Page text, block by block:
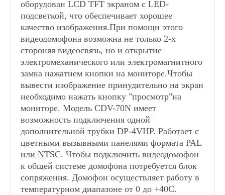
оборудован LCD TFT экраном с LED-
подсветкой, что обеспечивает хорошее
качество изображения.При помощи этого
видеодомофона возможна не только 2-х
стороняя видеосвязь, но и открытие
электромеханического или электромагнитного
замка нажатием кнопки на мониторе.Чтобы
вывести изображение принудительно на экран
необходимо нажать кнопку "просмотр"на
мониторе. Модель CDV-70N имеет
возможность подключения одной
дополнительной трубки DP-4VHP. Работает с
цветными вызывными панелями формата PAL
или NTSC. Чтобы подключить видеодомофон
к общей системе домофона потребуется блок
сопряжения. Домофон осуществляет работу в
температурном диапазоне от 0 до +40С.